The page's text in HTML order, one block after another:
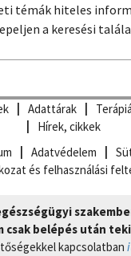
témák hiteles
a keresési
Adattárak
Hírek, cikkek
Adatvédelem
és felhasználási
csak belépés után
kapcsolatban